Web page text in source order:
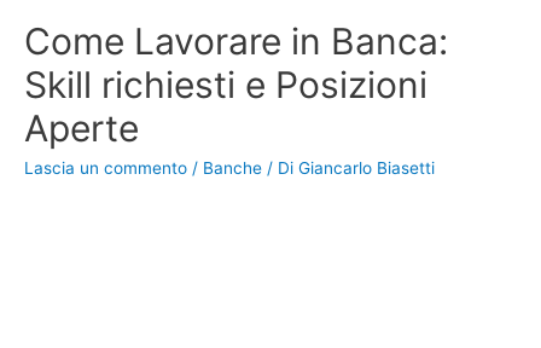
Come Lavorare in Banca:
Skill richiesti e Posizioni
Aperte
Lascia un commento / Banche / Di Giancarlo Biasetti